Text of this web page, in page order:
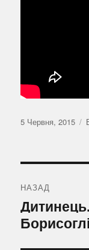
Оприлюднено
5 Червня, 2015
записів
НАЗАД
Попередній
запис: